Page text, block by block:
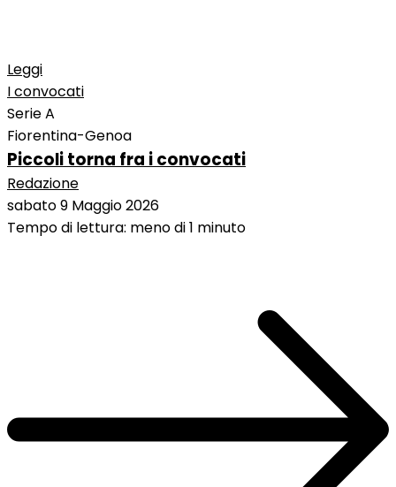
Leggi
I convocati
Serie A
Fiorentina-Genoa
Piccoli torna fra i convocati
Redazione
sabato 9 Maggio 2026
Tempo di lettura: meno di 1 minuto